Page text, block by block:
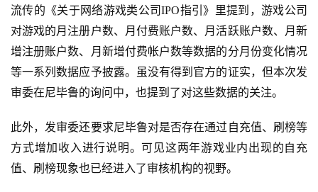
单
机
游
戏
休
游
戏
流传的 《关于网络游戏类公司IPO指引》里提到，游戏公司
对游戏的月注册户数、月付费账户数、月活跃账户数、月新
增注册账户数、月新增付费帐户数等数据的分月份变化情况
等一系列数据应予披露。虽没有得到官方的证实，但本次发
审委在尼毕鲁的询问中，也提到了对这些数据的关注。
此外，发审委还要求尼毕鲁对是否存在通过自充值、刷榜等
方式增加收入进行说明。可见这两年游戏业内出现的自充
值、刷榜现象也已经进入了审核机构的视野。